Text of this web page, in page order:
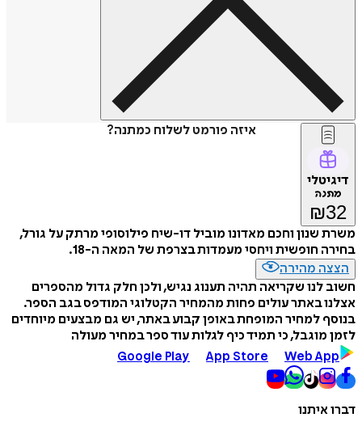
איזה פורמט לשלוח כמתנה?
דיגיטלי
מתנה
₪32
משרת שנון וחכם מאדונו מוביל דו-שיח פילוסופי מרתק על גורל,
בחירה חופשית ויחסי מעמדות בצרפת של המאה ה-18.
הצצה מהירה
חשוב לנו שקריאה תהיה תענוג נגיש, ולכן חלק גדול מהספרים
אצלנו באתר עולים פחות מהמחיר הקטלוגי המודפס בגב הספר.
בנוסף למחיר המופחת באופן קבוע באתר, יש גם מבצעים מיוחדים
לזמן מוגבל, כי תמיד כיף לגלות עוד ספר במחיר מעולה
Google Play
App Store Web App
דברו איתנו